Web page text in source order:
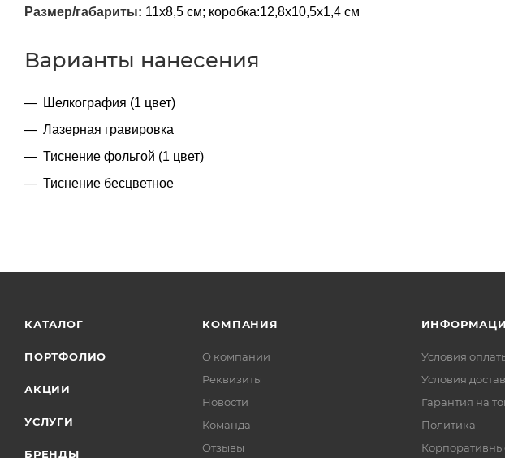
Размер/габариты: 11х8,5 см; коробка:12,8х10,5х1,4 см
Варианты нанесения
Шелкография (1 цвет)
Лазерная гравировка
Тиснение фольгой (1 цвет)
Тиснение бесцветное
КАТАЛОГ
ПОРТФОЛИО
АКЦИИ
УСЛУГИ
БРЕНДЫ
КОМПАНИЯ
О компании
Реквизиты
Новости
Команда
Отзывы
Условия
Условия
Гарантия на
Политика